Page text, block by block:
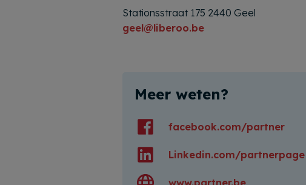
Stationsstraat 175 2440 Geel
geel@liberoo.be
Meer weten?
facebook.com/partner
Linkedin.com/partnerpage
www.partner.be